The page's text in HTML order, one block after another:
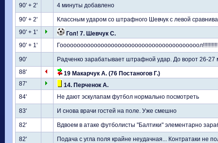
90' + 2' 4 минуты добавлено
90' + 2'
Классным ударом со штрафного Шевчук с левой
90' + 1'
Гол! 7. Шевчук С.
90' + 1'
90'
Радченко зарабатывает штрафной удар. До ворот 26-27
88'
19 Макарчук А. (76 Постаногов Г.)
87'
14. Перченок А.
84'
Не дают эскулапам футбол нормально посмотреть
83' И снова врачи гостей на поле. Уже смешно
82' Вдвоем в атаке футболисты "Балтики" элементарно
82' Подача с угла поля крайне неудачная... Контратаки не